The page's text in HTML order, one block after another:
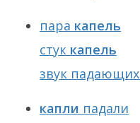
пара капель
стук капель
звук падающих
капли падали